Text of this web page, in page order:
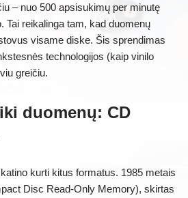
– nuo 500 apsisukimų per minutę
Tai reikalinga tam, kad duomenų
visame diske. Šis sprendimas
technologijos (kaip vinilo
greičiu.
duomenų: CD
kurti kitus formatus. 1985 metais
Disc Read-Only Memory), skirtas